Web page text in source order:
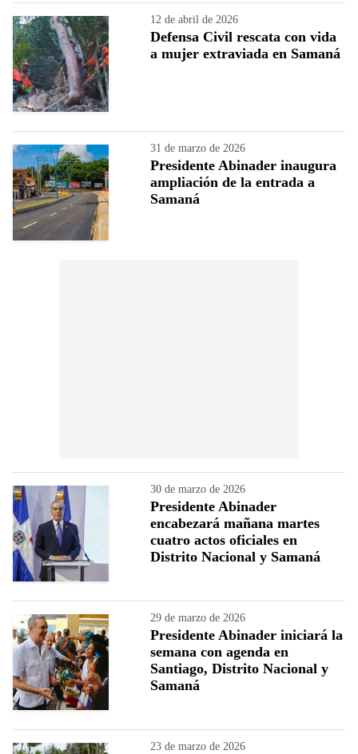
12 de abril de 2026
Defensa Civil rescata con vida
a mujer extraviada en Samaná
31 de marzo de 2026
Presidente Abinader inaugura
ampliación de la entrada a
Samaná
30 de marzo de 2026
Presidente Abinader
encabezará mañana martes
cuatro actos oficiales en
Distrito Nacional y Samaná
29 de marzo de 2026
Presidente Abinader iniciará la
semana con agenda en
Santiago, Distrito Nacional y
Samaná
23 de marzo de 2026